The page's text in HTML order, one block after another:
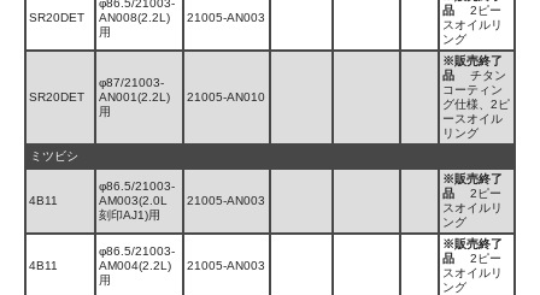
SR20DET
φ86.5/21003-
AN008(2.2L)
用
21005-AN003
品 2ピー
スオイルリ
ング
SR20DET
φ87/21003-
AN001(2.2L)
用
21005-AN010
※販売終了
品 チタン
コーティン
グ仕様、2ピ
ースオイル
リング
ミツビシ
4B11
φ86.5/21003-
AM003(2.0L
刻印AJ1)用
21005-AN003
※販売終了
品 2ピー
スオイルリ
ング
4B11
φ86.5/21003-
AM004(2.2L)
用
21005-AN003
※販売終了
品 2ピー
スオイルリ
ング